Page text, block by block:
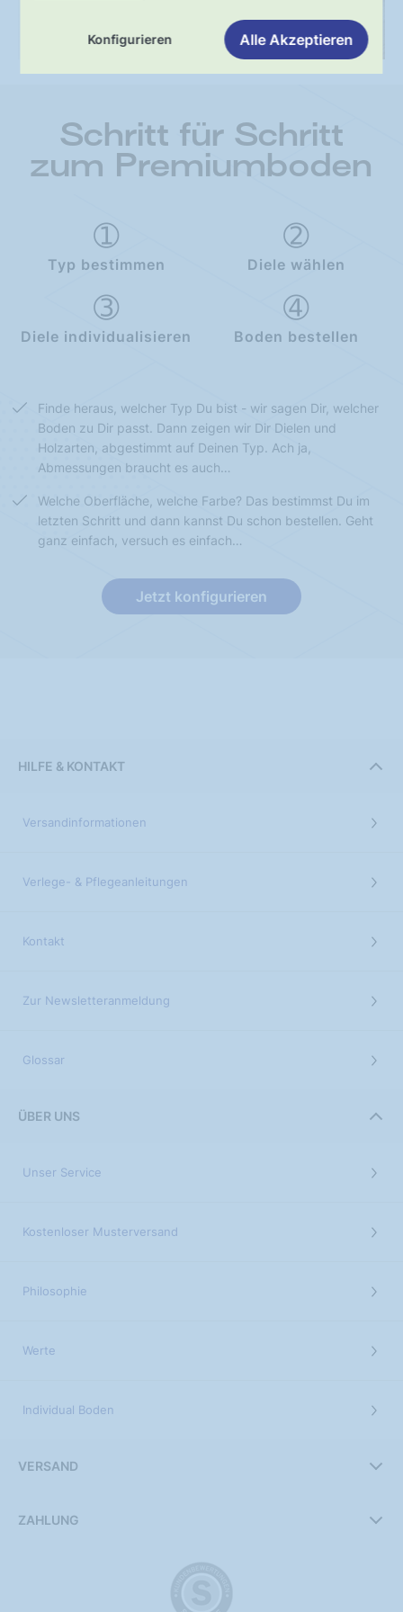
Konfigurieren Alle Akzeptieren
Schritt für Schritt
zum Premiumboden
Typ bestimmen Diele wählen
Diele individualisieren Boden bestellen
Finde heraus, welcher Typ Du bist - wir sagen Dir, welcher
Boden zu Dir passt. Dann zeigen wir Dir Dielen und
Holzarten, abgestimmt auf Deinen Typ. Ach ja,
Abmessungen braucht es auch…
Welche Oberfläche, welche Farbe? Das bestimmst Du im
letzten Schritt und dann kannst Du schon bestellen. Geht
ganz einfach, versuch es einfach…
Jetzt konfigurieren
HILFE & KONTAKT
Versandinformationen
Verlege- & Pflegeanleitungen
Kontakt
Zur Newsletteranmeldung
Glossar
ÜBER UNS
Unser Service
Kostenloser Musterversand
Philosophie
Werte
Individual Boden
VERSAND
ZAHLUNG